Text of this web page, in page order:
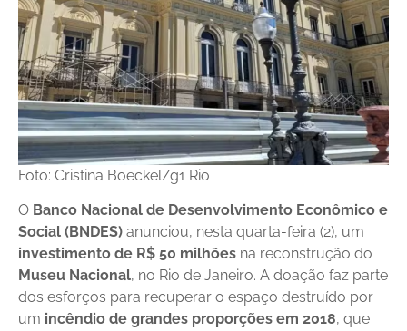
Foto: Cristina Boeckel/g1 Rio
O Banco Nacional de Desenvolvimento Econômico e
Social (BNDES) anunciou, nesta quarta-feira (2), um
investimento de R$ 50 milhões na reconstrução do
Museu Nacional, no Rio de Janeiro. A doação faz parte
dos esforços para recuperar o espaço destruído por
um incêndio de grandes proporções em 2018, que